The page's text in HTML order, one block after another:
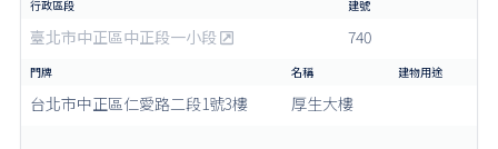
臺北市中正區中正段一小段 740
台北市中正區仁愛路二段1號3樓 厚生大樓